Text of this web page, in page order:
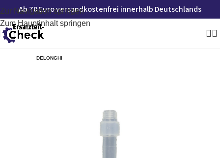
Zur Navigation springen
Zum Hauptinhalt springen
Ab 70 Euro versandkostenfrei innerhalb Deutschlands
DELONGHI